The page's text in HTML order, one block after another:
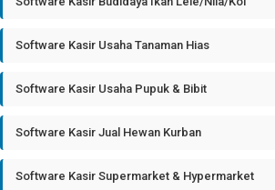
Software Kasir Usaha Tanaman Hias
Software Kasir Usaha Pupuk & Bibit
Software Kasir Jual Hewan Kurban
Software Kasir Supermarket & Hypermarket